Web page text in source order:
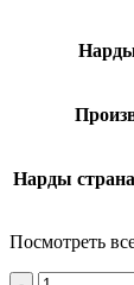
Нарды
Посмотреть